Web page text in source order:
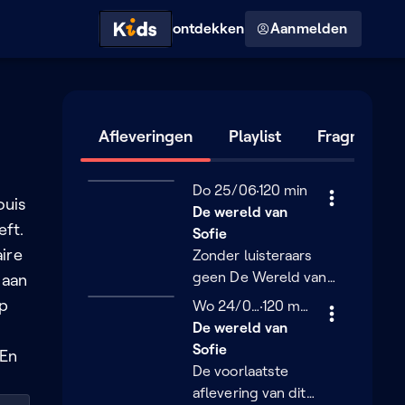
Hoog contrast modus
ontdekken Aanmelden
Afleveringen Playlist
Donderdag 25 juni
Do 25/06120 minuten
120 min
De wereld van
Sofie
Zonder luisteraars
geen De Wereld van
Sofie! Daarom brengen
we deze laatste
uitzending van het
seizoen een greep uit
de meest opvallende
Woensdag 24 juni
Wo 24/06 120 minuten
120 min
De wereld van
Sofie
De voorlaatste
aflevering van dit